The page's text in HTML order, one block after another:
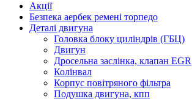
Акції
Безпека аербек ремені торпедо
Деталі двигуна
Головка блоку циліндрів (ГБЦ)
Двигун
Дросельна заслінка, клапан EGR
Колінвал
Корпус повітряного фільтра
Подушка двигуна, кпп